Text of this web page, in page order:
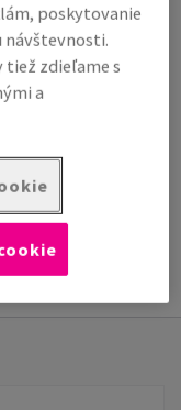
400 mm x 800.00
už od €
poskytovanie
návštevnosti.
tiež zdieľame s
a